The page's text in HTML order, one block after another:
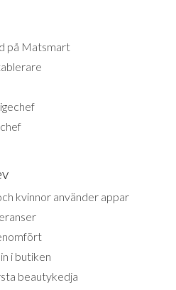
på Matsmart
kvinnor använder appar
i butiken
beautykedja